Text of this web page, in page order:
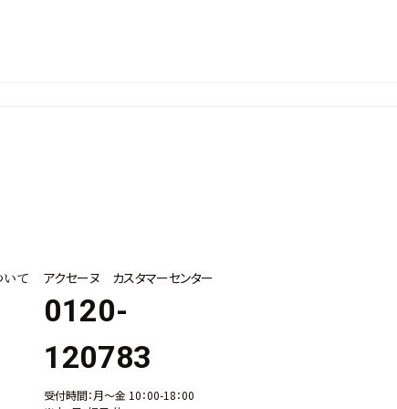
て アクセーヌ カスタマーセンター
0120-
120783
受付時間：月～金 10：00-18：00